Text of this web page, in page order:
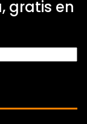
gratis en